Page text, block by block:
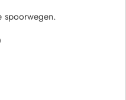
spoorwegen.